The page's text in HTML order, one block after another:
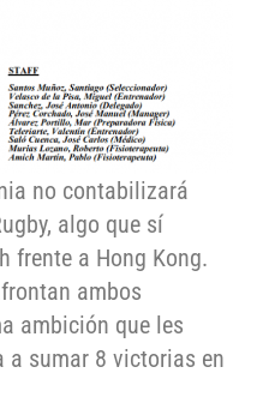
no contabilizará
algo que sí
frente a Hong Kong.
ambos
ambición que les
a sumar 8 victorias en